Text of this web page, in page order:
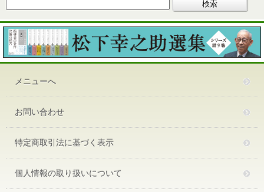
メニューへ
お問い合わせ
特定商取引法に基づく表示
個人情報の取り扱いについて